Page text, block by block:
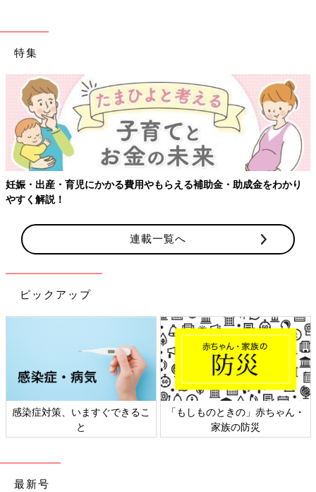
特集
かり 【ワクチン接種できるものも】妊婦の感染症対策、知ってお
連載一覧へ
ピックアップ
ゃん・
日本外来小児科学会リーフレッ
六星占術 細木かおりさ
最新号